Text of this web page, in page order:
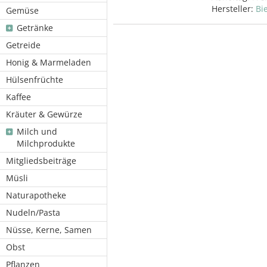
Gemüse
Getränke
Getreide
Honig & Marmeladen
Hülsenfrüchte
Kaffee
Kräuter & Gewürze
Milch und
Milchprodukte
Mitgliedsbeiträge
Müsli
Naturapotheke
Nudeln/Pasta
Nüsse, Kerne, Samen
Obst
Pflanzen
Hersteller: